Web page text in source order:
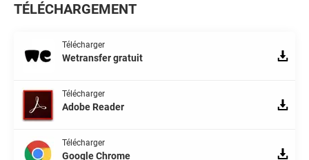
TÉLÉCHARGEMENT
Télécharger
Wetransfer gratuit
Télécharger
Adobe Reader
Télécharger
Google Chrome